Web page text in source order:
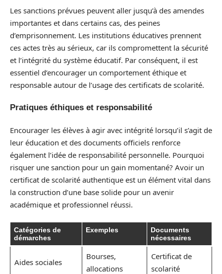
Les sanctions prévues peuvent aller jusqu’à des amendes
importantes et dans certains cas, des peines
d’emprisonnement. Les institutions éducatives prennent
ces actes très au sérieux, car ils compromettent la sécurité
et l’intégrité du système éducatif. Par conséquent, il est
essentiel d’encourager un comportement éthique et
responsable autour de l’usage des certificats de scolarité.
Pratiques éthiques et responsabilité
Encourager les élèves à agir avec intégrité lorsqu’il s’agit de
leur éducation et des documents officiels renforce
également l’idée de responsabilité personnelle. Pourquoi
risquer une sanction pour un gain momentané? Avoir un
certificat de scolarité authentique est un élément vital dans
la construction d’une base solide pour un avenir
académique et professionnel réussi.
Catégories de
démarches
Exemples
Documents
nécessaires
Aides sociales
Bourses,
allocations
Certificat de
scolarité